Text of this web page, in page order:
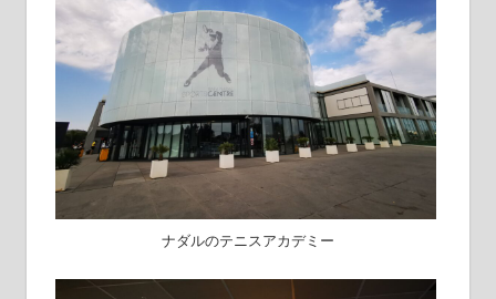
ナダルのテニスアカデミー